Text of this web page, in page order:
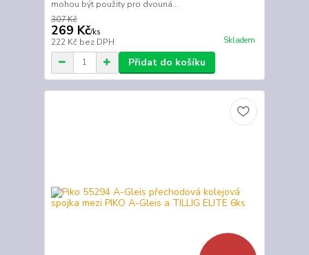
mohou být použity pro dvouná...
307 Kč
269 Kč/ks
222 Kč bez DPH Skladem
Přidat do košíku